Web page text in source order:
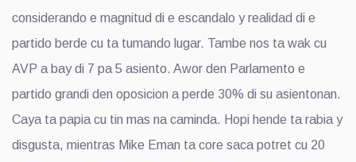
considerando e magnitud di e escandalo y realidad di e
partido berde cu ta tumando lugar. Tambe nos ta wak cu
AVP a bay di 7 pa 5 asiento. Awor den Parlamento e
partido grandi den oposicion a perde 30% di su asientonan.
Caya ta papia cu tin mas na caminda. Hopi hende ta rabia y
disgusta, mientras Mike Eman ta core saca potret cu 20